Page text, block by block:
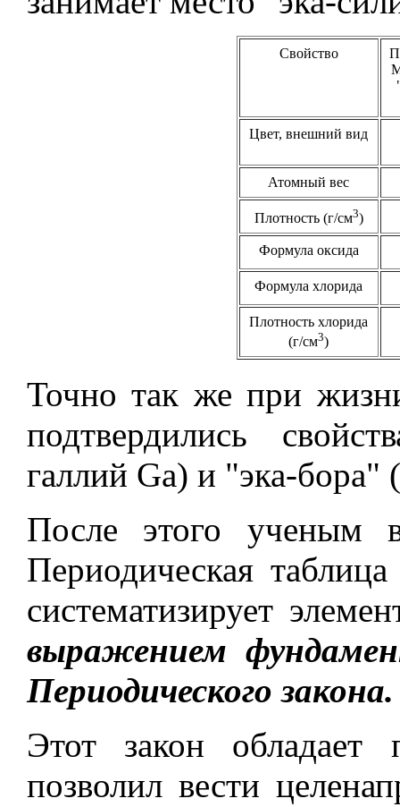
Свойство
Цвет, внешний вид
Атомный вес
Плотность (г/см3)
Формула оксида
Формула хлорида
Плотность хлорида
(г/см3)
Точно так же при
подтвердились
галлий Ga) и "эка-бора"
После этого ученым
Периодическая
систематизирует
выражением
Периодического закона.
Этот закон обладает
позволил вести